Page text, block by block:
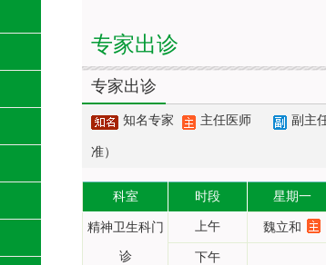
专家出诊
专家出诊
知名专家 主任医师 副主
准）
科室 时段 星期一
精神卫生科门
诊
上午 魏立和
下午